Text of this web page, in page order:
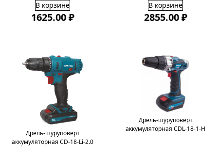
В корзине
1625.00 ₽
В корзине
2855.00 ₽
Дрель-шуруповерт
аккумуляторная CD-18-Li-2.0
Дрель-шуруповерт
аккумуляторная CDL-18-1-H